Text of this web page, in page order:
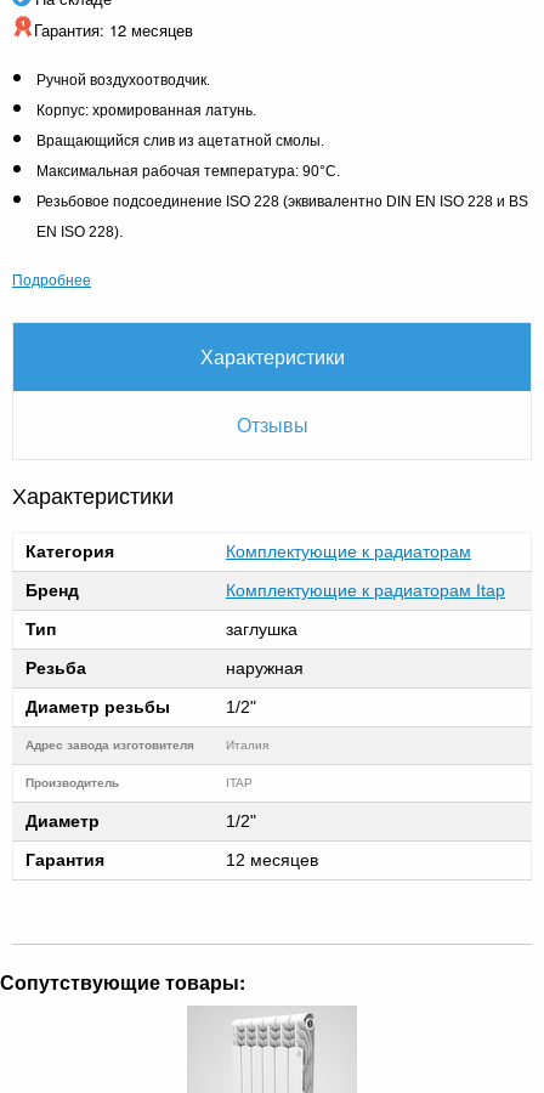
Гарантия: 12 месяцев
Ручной воздухоотводчик.
Корпус: хромированная латунь.
Вращающийся слив из ацетатной смолы.
Максимальная рабочая температура: 90°C.
Резьбовое подсоединение ISO 228 (эквивалентно DIN EN ISO 228 и BS
EN ISO 228).
Подробнее
Характеристики
Отзывы
Характеристики
Категория
Комплектующие к радиаторам
Бренд
Комплектующие к радиаторам Itap
Тип
заглушка
Резьба
наружная
Диаметр резьбы
1/2"
Адрес завода изготовителя Италия
Производитель ITAP
Диаметр
1/2"
Гарантия
12 месяцев
Сопутствующие товары: